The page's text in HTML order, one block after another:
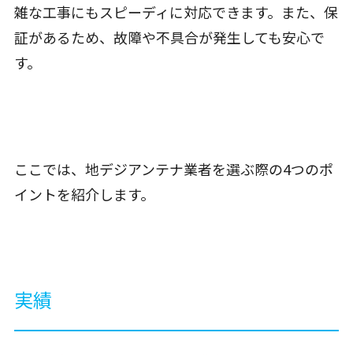
雑な工事にもスピーディに対応できます。また、保
証があるため、故障や不具合が発生しても安心で
す。
ここでは、地デジアンテナ業者を選ぶ際の4つのポ
イントを紹介します。
実績